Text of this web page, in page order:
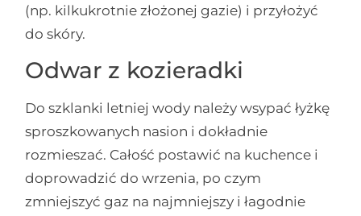
(np. kilkukrotnie złożonej gazie) i przyłożyć
do skóry.
Odwar z kozieradki
Do szklanki letniej wody należy wsypać łyżkę
sproszkowanych nasion i dokładnie
rozmieszać. Całość postawić na kuchence i
doprowadzić do wrzenia, po czym
zmniejszyć gaz na najmniejszy i łagodnie